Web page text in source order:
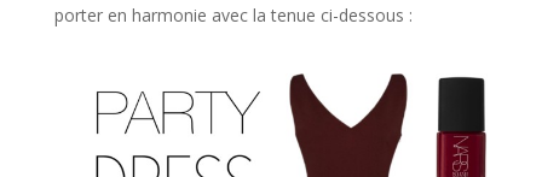
porter en harmonie avec la tenue ci-dessous :